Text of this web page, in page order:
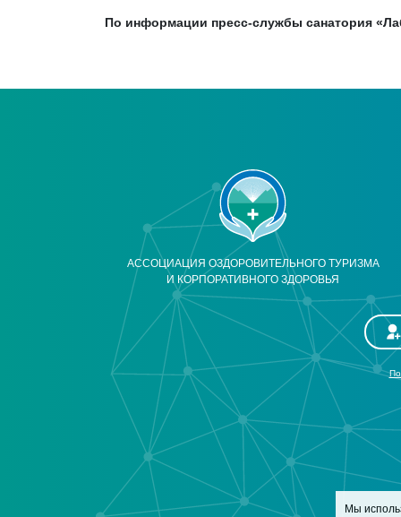
По информации пресс-службы санатория
АССОЦИАЦИЯ ОЗДОРОВИТЕЛЬНОГО ТУРИЗМА
И КОРПОРАТИВНОГО ЗДОРОВЬЯ
Мы